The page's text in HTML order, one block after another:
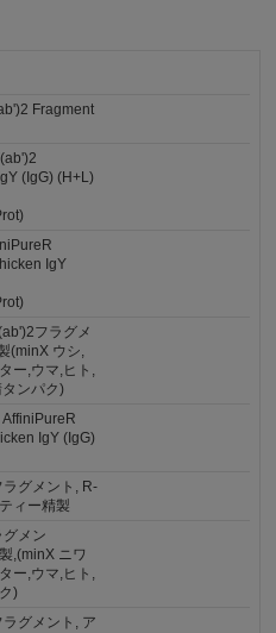
Fragment
(IgG) (H+L)
IgY
フラグメ
(minX ウシ,
ー,ウマ,ヒト,
ンパク)
IgY (IgG)
グメント, R-
ィー精製
メン
,(minX ニワ
ー,ウマ,ヒト,
)
グメント, ア